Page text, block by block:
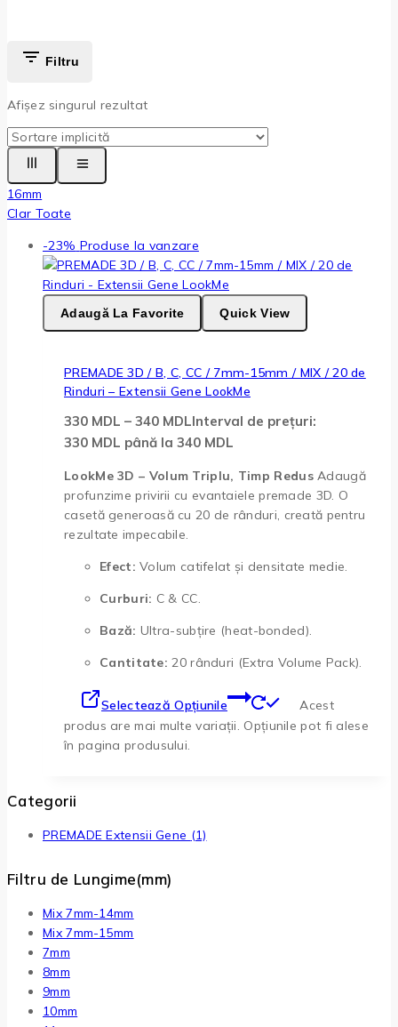
Filtru
Afișez singurul rezultat
16mm
Clar Toate
-23% Produse la vanzare
Adaugă La Favorite Quick View
PREMADE 3D / B, C, CC / 7mm-15mm / MIX / 20 de
Rinduri – Extensii Gene LookMe
330 MDL – 340 MDLInterval de prețuri:
330 MDL până la 340 MDL
LookMe 3D – Volum Triplu, Timp RedusAdaugă
profunzime privirii cu evantaiele premade 3D. O
casetă generoasă cu 20 de rânduri, creată pentru
rezultate impecabile.
Efect: Volum catifelat și densitate medie.
Curburi: C & CC.
Bază: Ultra-subțire (heat-bonded).
Cantitate: 20 rânduri (Extra Volume Pack).
Selectează Opțiunile
Acest
produs are mai multe variații. Opțiunile pot fi alese
în pagina produsului.
Categorii
PREMADE Extensii Gene (1)
Filtru de Lungime(mm)
Mix 7mm-14mm
Mix 7mm-15mm
7mm
8mm
9mm
10mm